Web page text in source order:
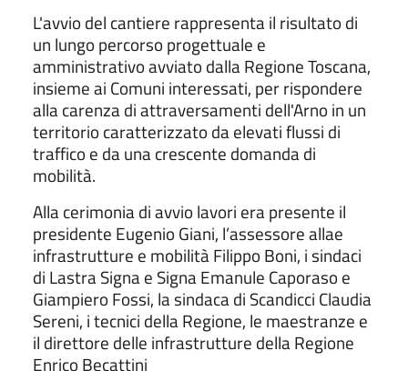
L'avvio del cantiere rappresenta il risultato di
un lungo percorso progettuale e
amministrativo avviato dalla Regione Toscana,
insieme ai Comuni interessati, per rispondere
alla carenza di attraversamenti dell'Arno in un
territorio caratterizzato da elevati flussi di
traffico e da una crescente domanda di
mobilità.
Alla cerimonia di avvio lavori era presente il
presidente Eugenio Giani, l’assessore allae
infrastrutture e mobilità Filippo Boni, i sindaci
di Lastra Signa e Signa Emanule Caporaso e
Giampiero Fossi, la sindaca di Scandicci Claudia
Sereni, i tecnici della Regione, le maestranze e
il direttore delle infrastrutture della Regione
Enrico Becattini